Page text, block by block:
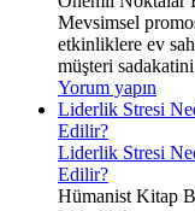
Mevsimsel
etkinliklere ev
müşteri
Yorum yapın
Liderlik Stresi
Edilir?
Liderlik Stresi
Edilir?
Hümanist Kitap